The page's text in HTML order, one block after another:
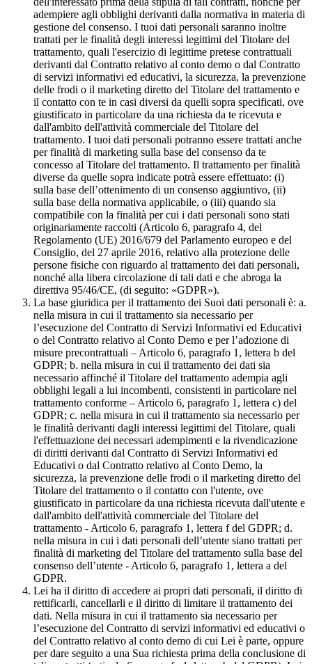
adempiere agli obblighi derivanti dalla normativa in materia di
gestione del consenso. I tuoi dati personali saranno inoltre
trattati per le finalità degli interessi legittimi del Titolare del
trattamento, quali l'esercizio di legittime pretese contrattuali
derivanti dal Contratto relativo al conto demo o dal Contratto
di servizi informativi ed educativi, la sicurezza, la prevenzione
delle frodi o il marketing diretto del Titolare del trattamento e
il contatto con te in casi diversi da quelli sopra specificati, ove
giustificato in particolare da una richiesta da te ricevuta e
dall'ambito dell'attività commerciale del Titolare del
trattamento. I tuoi dati personali potranno essere trattati anche
per finalità di marketing sulla base del consenso da te
concesso al Titolare del trattamento. Il trattamento per finalità
diverse da quelle sopra indicate potrà essere effettuato: (i)
sulla base dell’ottenimento di un consenso aggiuntivo, (ii)
sulla base della normativa applicabile, o (iii) quando sia
compatibile con la finalità per cui i dati personali sono stati
originariamente raccolti (Articolo 6, paragrafo 4, del
Regolamento (UE) 2016/679 del Parlamento europeo e del
Consiglio, del 27 aprile 2016, relativo alla protezione delle
persone fisiche con riguardo al trattamento dei dati personali,
nonché alla libera circolazione di tali dati e che abroga la
direttiva 95/46/CE, (di seguito: «GDPR»).
La base giuridica per il trattamento dei Suoi dati personali è: a.
nella misura in cui il trattamento sia necessario per
l’esecuzione del Contratto di Servizi Informativi ed Educativi
o del Contratto relativo al Conto Demo e per l’adozione di
misure precontrattuali – Articolo 6, paragrafo 1, lettera b del
GDPR; b. nella misura in cui il trattamento dei dati sia
necessario affinché il Titolare del trattamento adempia agli
obblighi legali a lui incombenti, consistenti in particolare nel
trattamento conforme – Articolo 6, paragrafo 1, lettera c) del
GDPR; c. nella misura in cui il trattamento sia necessario per
le finalità derivanti dagli interessi legittimi del Titolare, quali
l'effettuazione dei necessari adempimenti e la rivendicazione
di diritti derivanti dal Contratto di Servizi Informativi ed
Educativi o dal Contratto relativo al Conto Demo, la
sicurezza, la prevenzione delle frodi o il marketing diretto del
Titolare del trattamento o il contatto con l'utente, ove
giustificato in particolare da una richiesta ricevuta dall'utente e
dall'ambito dell'attività commerciale del Titolare del
trattamento - Articolo 6, paragrafo 1, lettera f del GDPR; d.
nella misura in cui i dati personali dell’utente siano trattati per
finalità di marketing del Titolare del trattamento sulla base del
consenso dell’utente - Articolo 6, paragrafo 1, lettera a del
GDPR.
Lei ha il diritto di accedere ai propri dati personali, il diritto di
rettificarli, cancellarli e il diritto di limitare il trattamento dei
dati. Nella misura in cui il trattamento sia necessario per
l’esecuzione del Contratto di servizi informativi ed educativi o
del Contratto relativo al conto demo di cui Lei è parte, oppure
per dare seguito a una Sua richiesta prima della conclusione di